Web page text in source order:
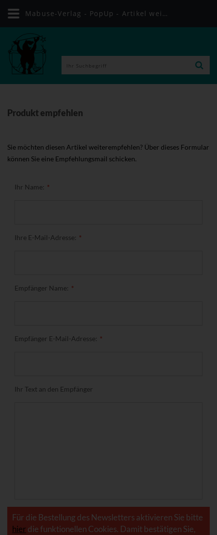
Produkt empfehlen
Sie möchten diesen Artikel weiterempfehlen? Über dieses Formular
können Sie eine Empfehlungsmail schicken.
Ihr Name:
Ihre E-Mail-Adresse:
Empfänger Name:
Empfänger E-Mail-Adresse:
Ihr Text an den Empfänger
Für die Bestellung des Newsletters aktivieren Sie bitte
hier die funktionellen Cookies. Damit bestätigen Sie,
Mabuse-Verlag - PopUp - Artikel weiterempfehlen